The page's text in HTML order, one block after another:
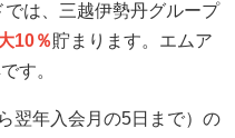
は、三越伊勢丹グループ
10％貯まります。エムア
す。
翌年入会月の5日まで）の